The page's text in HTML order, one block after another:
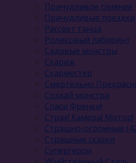
Причудливое слияние
Причудливые поездки
Рассвет танца
Роликовый лабиринт
Садовые монстры
Скариж
Скарместер
Смертельно
Создай монстра
Спаси Френки!
Страх! Камера! Мотор!
Страшно-огромные
Страшные сказки
Супергерои